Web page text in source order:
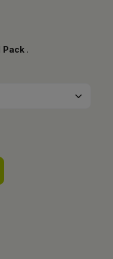
Pack .
Wert